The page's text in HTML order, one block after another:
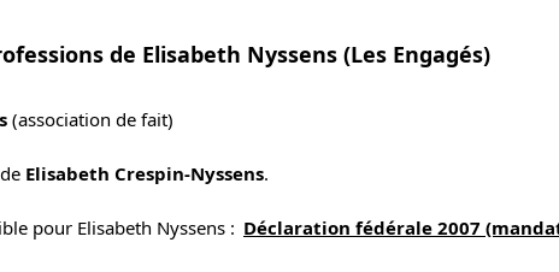
de Elisabeth Nyssens (Les Engagés)
(association de fait)
Elisabeth Crespin-Nyssens.
pour Elisabeth Nyssens : Déclaration fédérale 2007